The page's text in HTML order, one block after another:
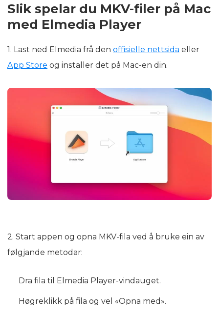
Slik spelar du MKV-filer på Mac
med Elmedia Player
1. Last ned Elmedia frå den offisielle nettsida eller
App Store og installer det på Mac-en din.
2. Start appen og opna MKV-fila ved å bruke ein av
følgjande metodar:
Dra fila til Elmedia Player-vindauget.
Høgreklikk på fila og vel «Opna med».